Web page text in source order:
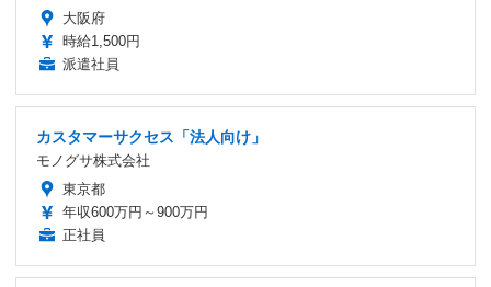
大阪府
時給1,500円
派遣社員
カスタマーサクセス「法人向け」
モノグサ株式会社
東京都
年収600万円～900万円
正社員